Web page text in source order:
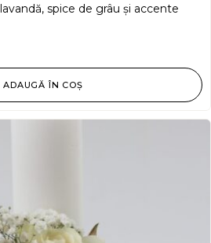
spice de grâu și accente
ADAUGĂ ÎN COȘ